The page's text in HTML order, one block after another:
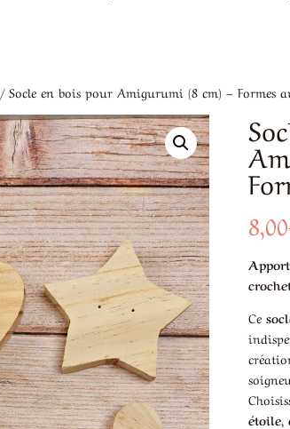
/ Socle en bois pour Amigurumi (8 cm) – Formes
8,00
Ce
étoile,